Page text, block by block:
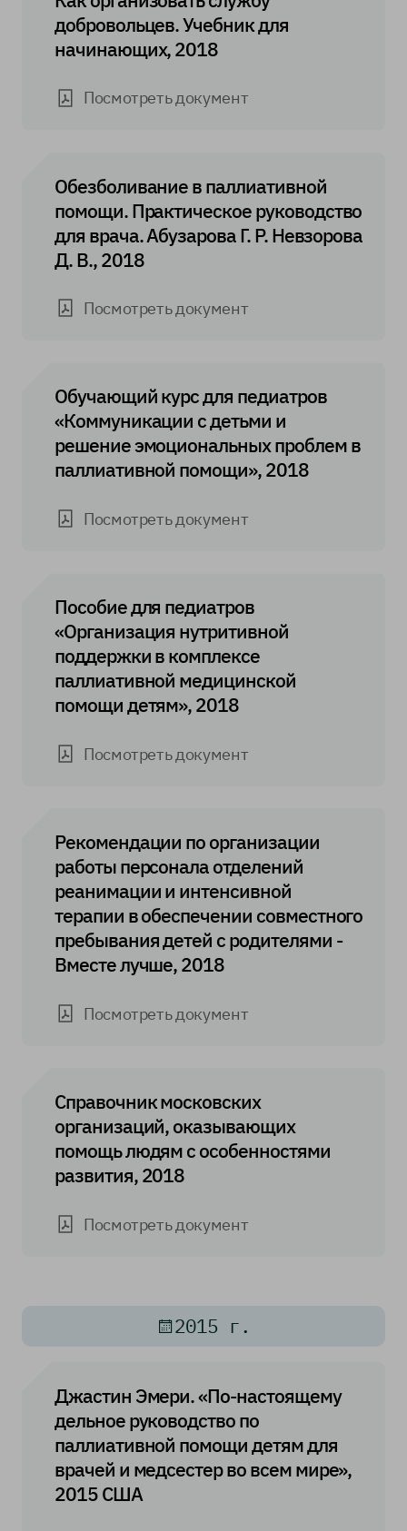
добровольцев. Учебник для
начинающих, 2018
Посмотреть документ
Обезболивание в паллиативной
помощи. Практическое руководство
для врача. Абузарова Г. Р. Невзорова
Д. В., 2018
Посмотреть документ
Обучающий курс для педиатров
«Коммуникации с детьми и
решение эмоциональных проблем в
паллиативной помощи», 2018
Посмотреть документ
Пособие для педиатров
«Организация нутритивной
поддержки в комплексе
паллиативной медицинской
помощи детям», 2018
Посмотреть документ
Рекомендации по организации
работы персонала отделений
реанимации и интенсивной
терапии в обеспечении совместного
пребывания детей с родителями -
Вместе лучше, 2018
Посмотреть документ
Справочник московских
организаций, оказывающих
помощь людям с особенностями
развития, 2018
Посмотреть документ
2015 г.
Джастин Эмери. «По-настоящему
дельное руководство по
паллиативной помощи детям для
врачей и медсестер во всем мире»,
2015 США